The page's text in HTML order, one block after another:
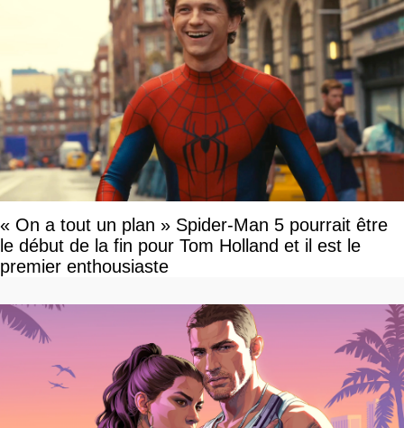
« On a tout un plan » Spider-Man 5 pourrait être
le début de la fin pour Tom Holland et il est le
premier enthousiaste